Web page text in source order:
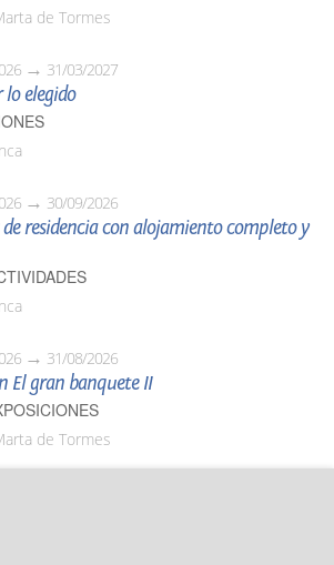
de Tormes
31/03/2027
elegido
30/09/2026
de residencia con alojamiento completo y
31/08/2026
El gran banquete II
de Tormes